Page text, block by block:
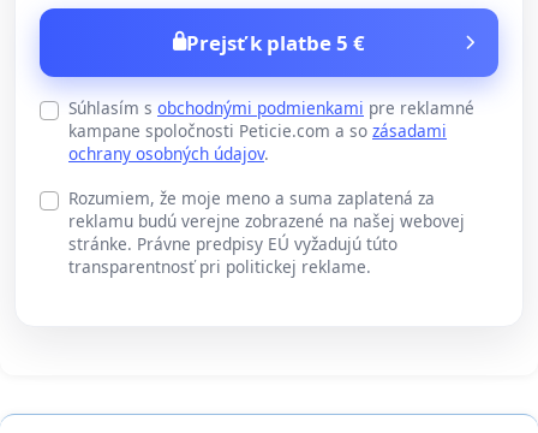
Prejsť k platbe 5 €
Súhlasím s obchodnými podmienkami pre reklamné
kampane spoločnosti Peticie.com a so zásadami
ochrany osobných údajov.
Rozumiem, že moje meno a suma zaplatená za
reklamu budú verejne zobrazené na našej webovej
stránke. Právne predpisy EÚ vyžadujú túto
transparentnosť pri politickej reklame.